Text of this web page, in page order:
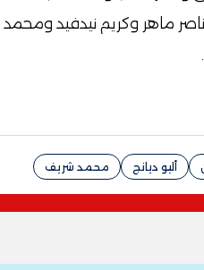
ماهر وكريم نيدفيد
أليو ديانج محمد شريف